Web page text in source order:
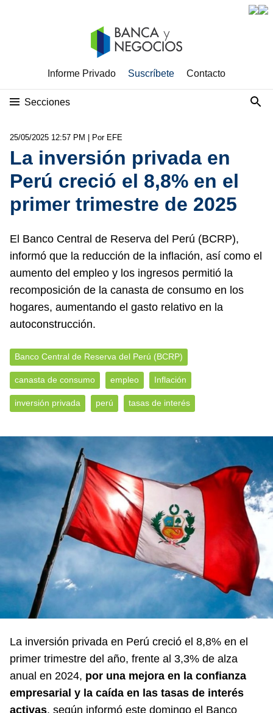
Informe Privado Suscríbete Contacto
Secciones
25/05/2025 12:57 PM | Por EFE
La inversión privada en
Perú creció el 8,8% en el
primer trimestre de 2025
El Banco Central de Reserva del Perú (BCRP),
informó que la reducción de la inflación, así como el
aumento del empleo y los ingresos permitió la
recomposición de la canasta de consumo en los
hogares, aumentando el gasto relativo en la
autoconstrucción.
Banco Central de Reserva del Perú (BCRP)
canasta de consumo empleo Inflación
inversión privada perú tasas de interés
La inversión privada en Perú creció el 8,8% en el
primer trimestre del año, frente al 3,3% de alza
anual en 2024, por una mejora en la confianza
empresarial y la caída en las tasas de interés
activas, según informó este domingo el Banco